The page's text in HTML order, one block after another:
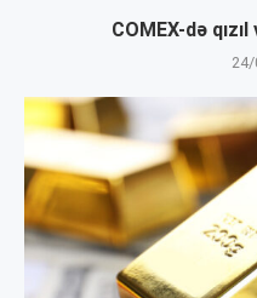
COMEX-də